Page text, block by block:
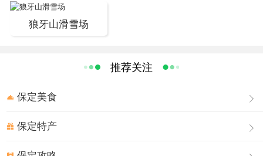
了狼牙山，狡猾的日本鬼子还以为追上了我军的大部队。
班长马宝玉、副班长葛振林和战士胡德林、胡福才、宋学
斗中他们的子弹打光了、手榴弹打光了、就用石头砸，最
们的大部队已安全转移，胜利完成了党交给的任务，这
他们毫不畏惧，砸烂了枪支，挺胸走向悬崖绝壁，面对空
狼牙山滑雪场
推荐关注
保定美食
保定特产